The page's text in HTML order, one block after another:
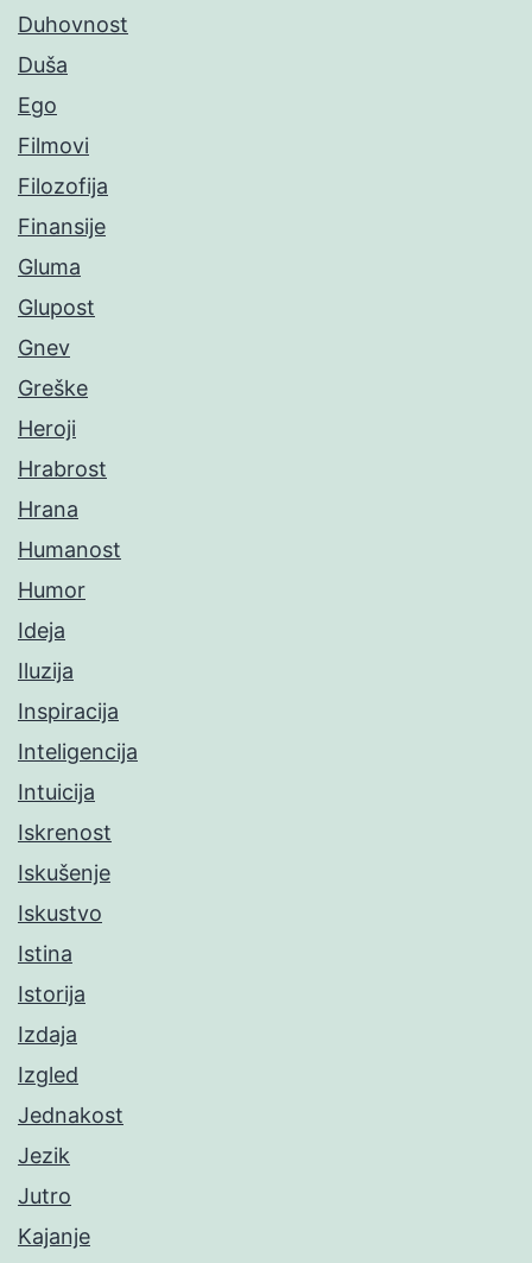
Duhovnost
Duša
Ego
Filmovi
Filozofija
Finansije
Gluma
Glupost
Gnev
Greške
Heroji
Hrabrost
Hrana
Humanost
Humor
Ideja
Iluzija
Inspiracija
Inteligencija
Intuicija
Iskrenost
Iskušenje
Iskustvo
Istina
Istorija
Izdaja
Izgled
Jednakost
Jezik
Jutro
Kajanje